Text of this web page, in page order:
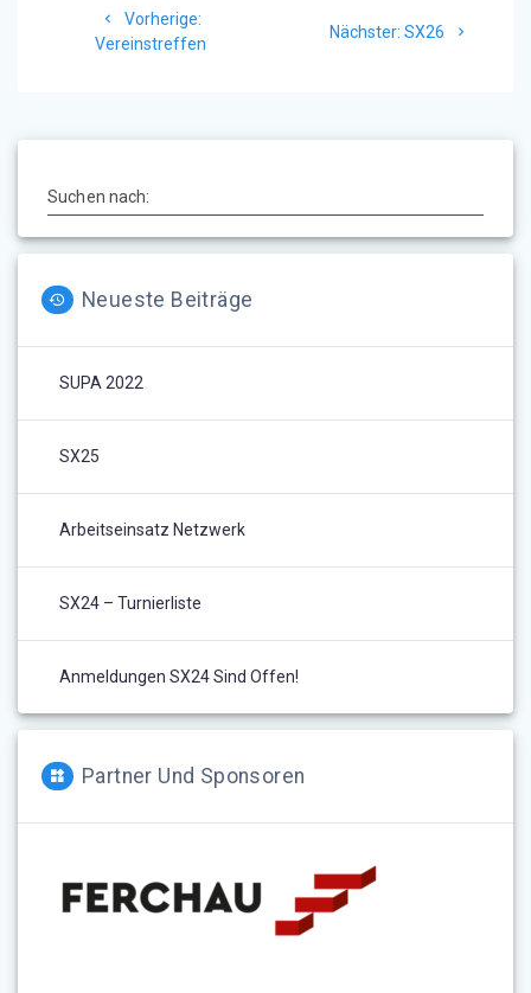
Vorherige:
Beitrag:
Vereinstreffen
Nächster: Nächster
SX26
Suchen nach:
Neueste Beiträge
SUPA 2022
SX25
Arbeitseinsatz Netzwerk
SX24 – Turnierliste
Anmeldungen SX24 Sind Offen!
Partner Und Sponsoren